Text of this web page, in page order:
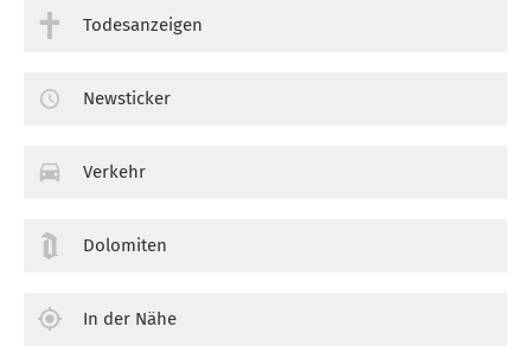
Todesanzeigen
Newsticker
Verkehr
Dolomiten
In der Nähe